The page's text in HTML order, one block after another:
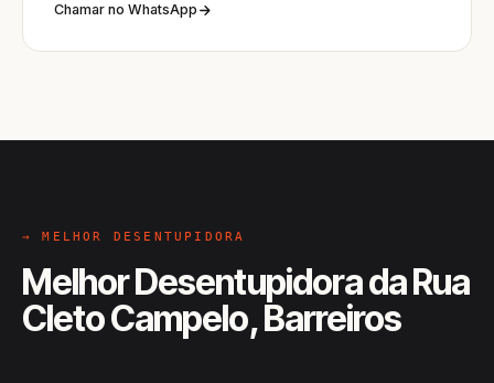
Chamar no WhatsApp
→ MELHOR DESENTUPIDORA
Melhor Desentupidora da Rua
Cleto Campelo, Barreiros